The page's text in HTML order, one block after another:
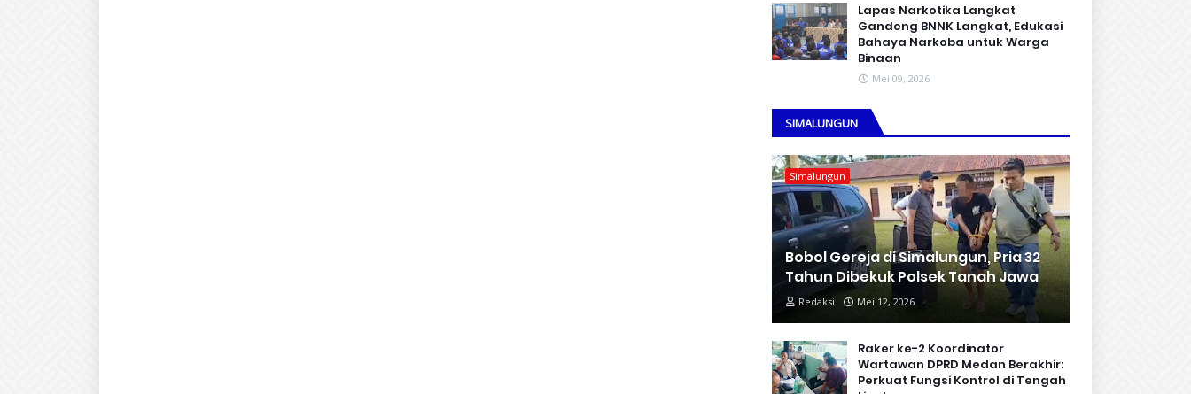
Lapas Narkotika Langkat
Gandeng BNNK Langkat, Edukasi
Bahaya Narkoba untuk Warga
Binaan
Mei 09, 2026
SIMALUNGUN
Simalungun
Bobol Gereja di Simalungun, Pria 32
Tahun Dibekuk Polsek Tanah Jawa
Redaksi Mei 12, 2026
Raker ke-2 Koordinator
Wartawan DPRD Medan Berakhir:
Perkuat Fungsi Kontrol di Tengah